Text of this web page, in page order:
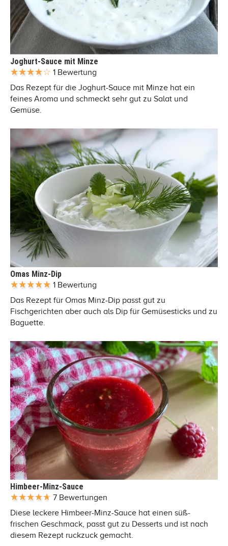
Joghurt-Sauce mit Minze
1 Bewertung
Das Rezept für die Joghurt-Sauce mit Minze hat ein
feines Aroma und schmeckt sehr gut zu Salat und
Gemüse.
Omas Minz-Dip
1 Bewertung
Das Rezept für Omas Minz-Dip passt gut zu
Fischgerichten aber auch als Dip für Gemüsesticks und zu
Baguette.
Himbeer-Minz-Sauce
7 Bewertungen
Diese leckere Himbeer-Minz-Sauce hat einen süß-
frischen Geschmack, passt gut zu Desserts und ist nach
diesem Rezept ruckzuck gemacht.